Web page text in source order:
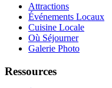
Attractions
Événements Locaux
Cuisine Locale
Où Séjourner
Galerie Photo
Ressources